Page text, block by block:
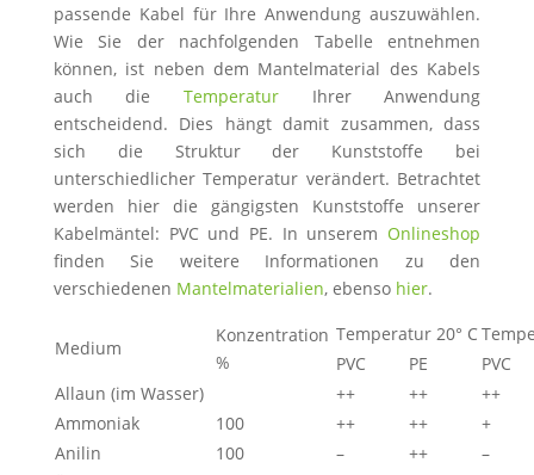
passende Kabel für Ihre Anwendung auszuwählen.
Wie Sie der nachfolgenden Tabelle entnehmen
können, ist neben dem Mantelmaterial des Kabels
auch die Temperatur Ihrer Anwendung
entscheidend. Dies hängt damit zusammen, dass
sich die Struktur der Kunststoffe bei
unterschiedlicher Temperatur verändert. Betrachtet
werden hier die gängigsten Kunststoffe unserer
Kabelmäntel: PVC und PE. In unseremOnlineshop
finden Sie weitere Informationen zu den
verschiedenen Mantelmaterialien, ebenso hier.
Medium
Konzentration
%
Temperatur 20° C
PVC
PE
PVC
Allaun (im Wasser)
++ ++
++
Ammoniak
100 ++ ++
+
Anilin
100 – ++
–